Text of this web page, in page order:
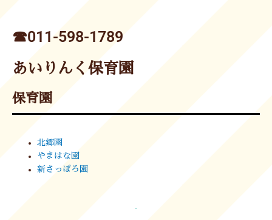
☎︎011-598-1789
あいりんく保育園
保育園
北郷園
やまはな園
新さっぽろ園